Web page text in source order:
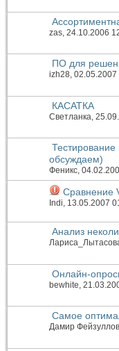
zas, 24.10.2006
ПО для
izh28, 02.05.2007
КАСАТКА
Светланка,
обсуждаем)
Феникс,
Сравнение
Indi, 13.05.2007
Анализ
Онлайн-
bewhite,
Самое
Дамир Фейзуллов